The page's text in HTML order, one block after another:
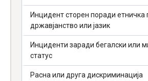
Инцидент сторен поради етничка
државјанство или јазик
Инциденти заради бегалски или
статус
Расна или друга дискриминација